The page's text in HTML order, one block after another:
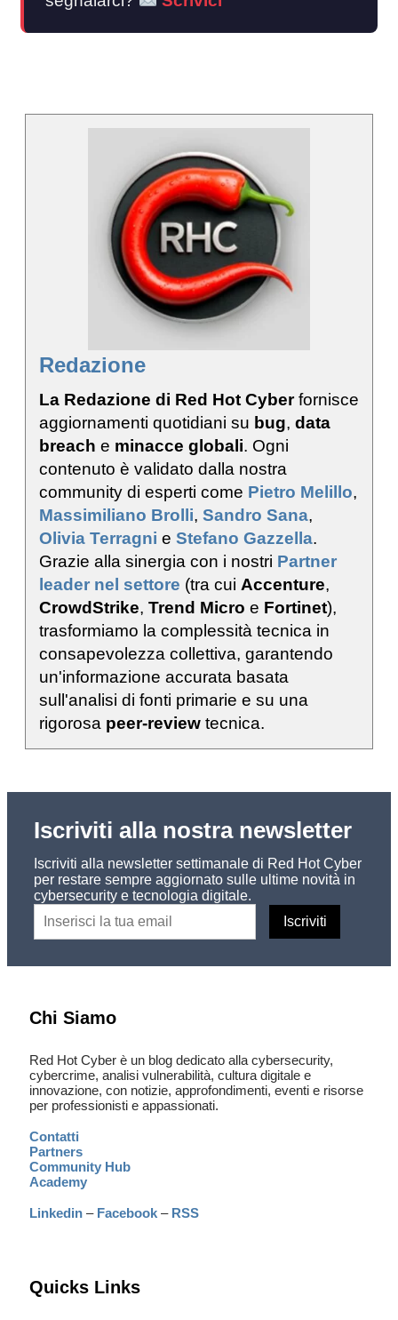
Redazione
La Redazione di Red Hot Cyberfornisce
aggiornamenti quotidiani su bug, data
breach e minacce globali. Ogni
contenuto è validato dalla nostra
community di esperti come Pietro Melillo,
Massimiliano Brolli, Sandro Sana,
Olivia Terragni e Stefano Gazzella.
Grazie alla sinergia con i nostri Partner
leader nel settore (tra cui Accenture,
CrowdStrike, Trend Micro e Fortinet),
trasformiamo la complessità tecnica in
consapevolezza collettiva, garantendo
un'informazione accurata basata
sull'analisi di fonti primarie e su una
rigorosa peer-review tecnica.
Iscriviti alla nostra newsletter
Iscriviti alla newsletter settimanale di Red Hot Cyber
per restare sempre aggiornato sulle ultime novità in
cybersecurity e tecnologia digitale.
Chi Siamo
Red Hot Cyber è un blog dedicato alla cybersecurity,
cybercrime, analisi vulnerabilità, cultura digitale e
innovazione, con notizie, approfondimenti, eventi e risorse
per professionisti e appassionati.
Contatti
Partners
Community Hub
Academy
Linkedin – Facebook – RSS
Quicks Links